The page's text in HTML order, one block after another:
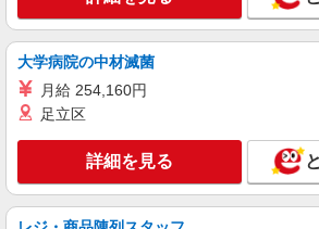
パート
コンパスグループ・ジャパン株式会社
調理補助【アルバイト・
医療法人志匠会 練
馬区土支田1丁目13番20号）
キープ
大学病院の中材滅菌
月給 254,160円
足立区
詳細を見る